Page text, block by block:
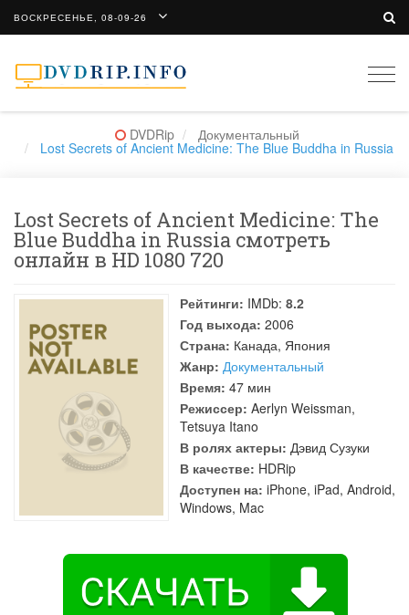
ВОСКРЕСЕНЬЕ, 08-09-26
DVDRip Документальный
Lost Secrets of Ancient Medicine: The Blue Buddha in Russia
Lost Secrets of Ancient Medicine: The
Blue Buddha in Russia смотреть
онлайн в HD 1080 720
Рейтинги: IMDb: 8.2
Год выхода: 2006
Страна: Канада, Япония
Жанр: Документальный
Время: 47 мин
Режиссер: Aerlyn Weissman,
Tetsuya Itano
В ролях актеры: Дэвид Сузуки
В качестве: HDRip
Доступен на: iPhone, iPad, Android,
Windows, Mac